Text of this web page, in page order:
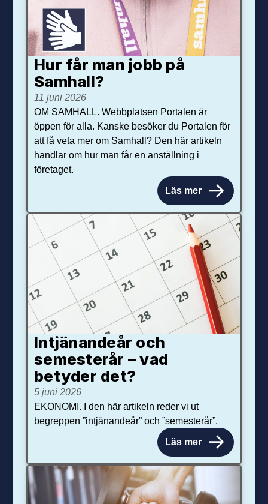
Hur får man jobb på
Samhall?
11 juni 2026
OM SAMHALL. Webbplatsen Portalen är
öppen för alla. Kanske besöker du Portalen för
att få veta mer om Samhall? Den här artikeln
handlar om hur man får en anställning i
företaget.
Läs mer
Intjänandeår och
semesterår – vad
betyder det?
5 juni 2026
EKONOMI. I den här artikeln reder vi ut
begreppen ”intjänandeår” och ”semesterår”.
Läs mer